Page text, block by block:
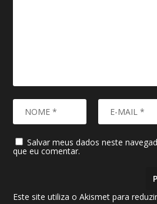
Salvar meus dados neste
que eu comentar.
Este site utiliza o Akismet para